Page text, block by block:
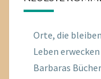
Orte, die
Leben
Barbaras